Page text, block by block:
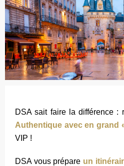
DSA sait faire la différence :
Authentique avec en grand
VIP !
DSA vous prépare un